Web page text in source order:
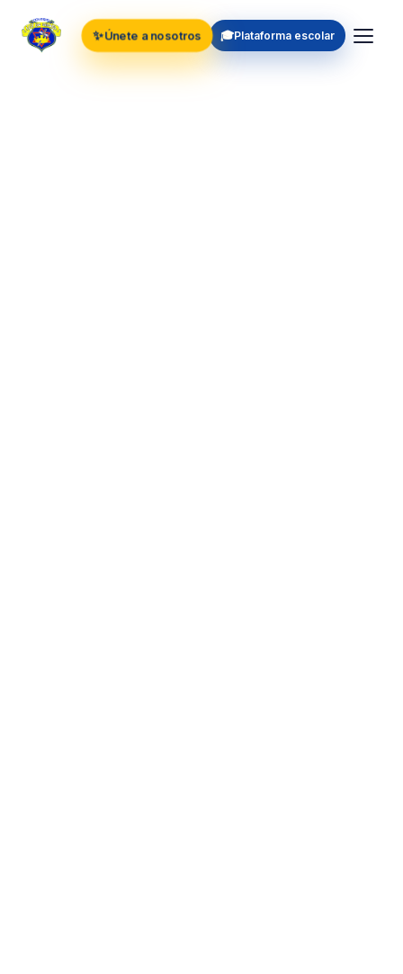
✨Únete a nosotros 🎓Plataforma escolar